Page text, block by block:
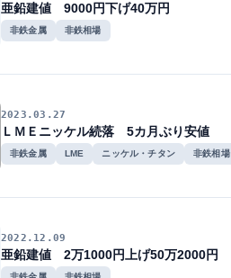
亜鉛建値 9000円下げ40万円
非鉄金属 非鉄相場
2023.03.27
ＬＭＥニッケル続落 5カ月ぶり安値
非鉄金属 LME ニッケル・チタン 非鉄相場
2022.12.09
亜鉛建値 2万1000円上げ50万2000円